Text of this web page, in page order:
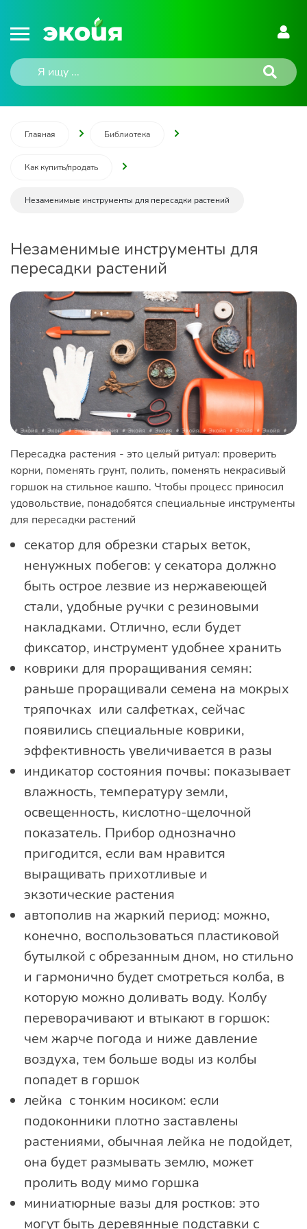
Главная Библиотека
Как купить/продать
Незаменимые инструменты для пересадки растений
Незаменимые инструменты для
пересадки растений
Пересадка растения - это целый ритуал: проверить
корни, поменять грунт, полить, поменять некрасивый
горшок на стильное кашпо. Чтобы процесс приносил
удовольствие, понадобятся специальные инструменты
для пересадки растений
секатор для обрезки старых веток,
ненужных побегов: у секатора должно
быть острое лезвие из нержавеющей
стали, удобные ручки с резиновыми
накладками. Отлично, если будет
фиксатор, инструмент удобнее хранить
коврики для проращивания семян:
раньше проращивали семена на мокрых
тряпочках или салфетках, сейчас
появились специальные коврики,
эффективность увеличивается в разы
индикатор состояния почвы: показывает
влажность, температуру земли,
освещенность, кислотно-щелочной
показатель. Прибор однозначно
пригодится, если вам нравится
выращивать прихотливые и
экзотические растения
автополив на жаркий период: можно,
конечно, воспользоваться пластиковой
бутылкой с обрезанным дном, но стильно
и гармонично будет смотреться колба, в
которую можно доливать воду. Колбу
переворачивают и втыкают в горшок:
чем жарче погода и ниже давление
воздуха, тем больше воды из колбы
попадет в горшок
лейка с тонким носиком: если
подоконники плотно заставлены
растениями, обычная лейка не подойдет,
она будет размывать землю, может
пролить воду мимо горшка
миниатюрные вазы для ростков: это
могут быть деревянные подставки с